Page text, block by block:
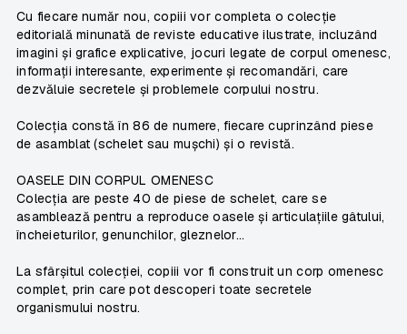
Cu fiecare număr nou, copiii vor completa o colecție
editorială minunată de reviste educative ilustrate, incluzând
imagini și grafice explicative, jocuri legate de corpul omenesc,
informații interesante, experimente și recomandări, care
dezvăluie secretele și problemele corpului nostru.
Colecția constă în 86 de numere, fiecare cuprinzând piese
de asamblat (schelet sau mușchi) și o revistă.
OASELE DIN CORPUL OMENESC
Colecția are peste 40 de piese de schelet, care se
asamblează pentru a reproduce oasele și articulațiile gâtului,
încheieturilor, genunchilor, gleznelor...
La sfârșitul colecției, copiii vor fi construit un corp omenesc
complet, prin care pot descoperi toate secretele
organismului nostru.